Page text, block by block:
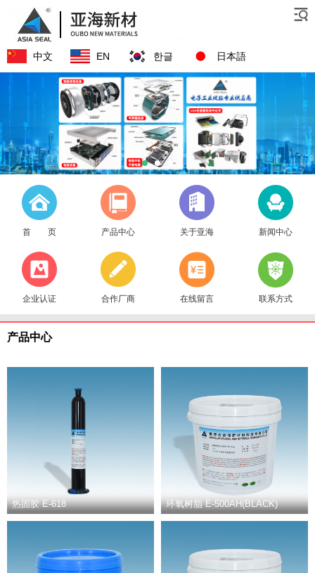
中文 EN 한글 日本語
首 页 产品中心 关于亚海 新闻中心
企业认证 合作厂商 在线留言 联系方式
产品中心
热固胶 E-618 环氧树脂 E-500AH(BLACK)